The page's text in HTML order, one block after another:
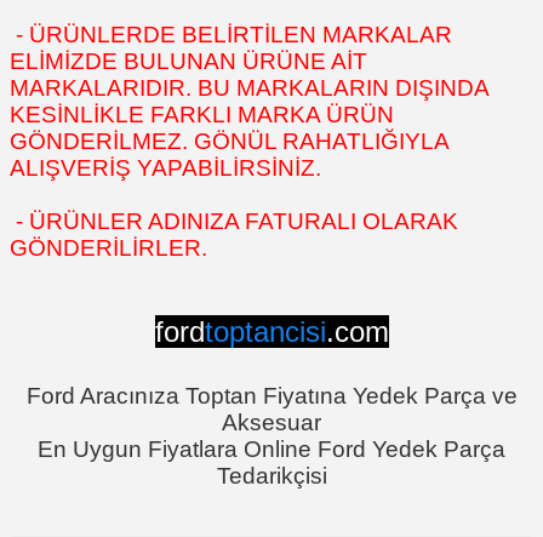
- ÜRÜNLERDE BELİRTİLEN MARKALAR
ELİMİZDE BULUNAN ÜRÜNE AİT
MARKALARIDIR. BU MARKALARIN DIŞINDA
KESİNLİKLE FARKLI MARKA ÜRÜN
GÖNDERİLMEZ. GÖNÜL RAHATLIĞIYLA
ALIŞVERİŞ YAPABİLİRSİNİZ.
- ÜRÜNLER ADINIZA FATURALI OLARAK
GÖNDERİLİRLER.
fordtoptancisi.com
Ford Aracınıza Toptan Fiyatına Yedek Parça ve
Aksesuar
En Uygun Fiyatlara Online Ford Yedek Parça
Tedarikçisi